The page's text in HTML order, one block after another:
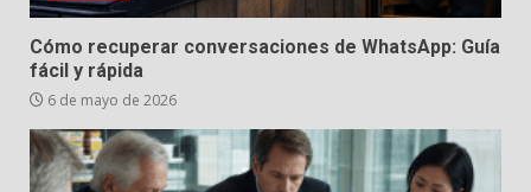
Cómo recuperar conversaciones de WhatsApp: Guía
fácil y rápida
6 de mayo de 2026